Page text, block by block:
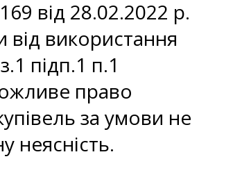
від 28.02.2022 р.
використання
підп.1 п.1
право
за умови не
неясність.